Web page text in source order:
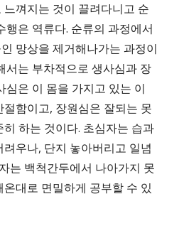
껴지는 것이 끌려다니고 순
행은 역류다. 순류의 과정에서
망상을 제거해나가는 과정이
서는 부차적으로 생사심과 장
심은 이 몸을 가지고 있는 이
함이고, 장원심은 잘되는 못
하는 것이다. 초심자는 습과
우나, 단지 놓아버리고 일념
는 백척간두에서 나아가지 못
대로 면밀하게 공부할 수 있